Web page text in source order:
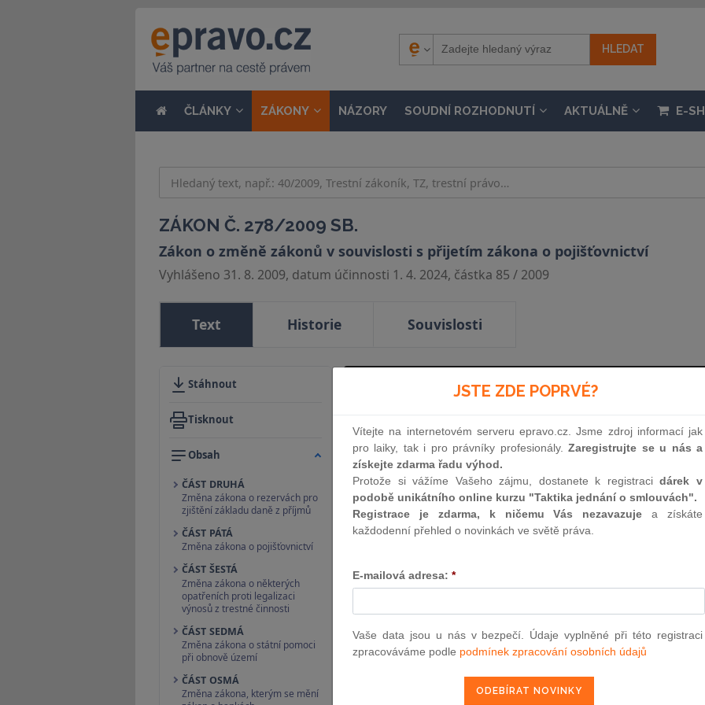
ČLÁNKY ZÁKONY NÁZORY SOUDNÍ ROZHODNUTÍ AKTUÁLNĚ E-
ZÁKON Č. 278/2009 SB.
Zákon o změně zákonů v souvislosti s přijetím zákona o pojišťovnictví
Vyhlášeno 31. 8. 2009, datum účinnosti 1. 4. 2024, částka 85 / 2009
Text Historie Souvislosti
Stáhnout
Tisknout
Obsah
ČÁST DRUHÁ
Změna zákona o rezervách pro
zjištění základu daně z příjmů
ČÁST PÁTÁ
Změna zákona o pojišťovnictví
ČÁST ŠESTÁ
Změna zákona o některých
opatřeních proti legalizaci
výnosů z trestné činnosti
ČÁST SEDMÁ
Změna zákona o státní pomoci
při obnově území
ČÁST OSMÁ
Změna zákona, kterým se mění
od 1. 4. 2024
278
ZÁKON
ze dne 22. července 2009
o změně zákonů v souvislosti s přijetím
Parlament se usnesl na tomto zákoně České
ČÁST DRUHÁ
Změna zákona o rezervách pro zjištění
JSTE ZDE POPRVÉ?
Vítejte na internetovém serveru epravo.cz. Jsme zdroj informací jak
pro laiky, tak i pro právníky profesionály.Zaregistrujte se u nás a
získejte zdarma řadu výhod.
Protože si vážíme Vašeho zájmu, dostanete k registracidárek v
podobě unikátního online kurzu "Taktika jednání o smlouvách".
Registrace je zdarma, k ničemu Vás nezavazuje a získáte
každodenní přehled o novinkách ve světě práva.
E-mailová adresa: *
Vaše data jsou u nás v bezpečí. Údaje vyplněné při této registraci
zpracováváme podle podmínek zpracování osobních údajů